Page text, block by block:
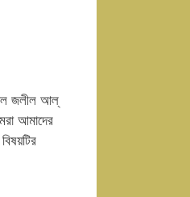
জলীল আল্
আমাদের